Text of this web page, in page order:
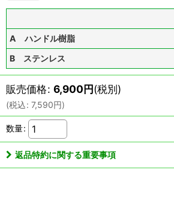
A ハンドル樹脂
B ステンレス
販売価格: 6,900円(税別)
(税込: 7,590円)
数量:
返品特約に関する重要事項